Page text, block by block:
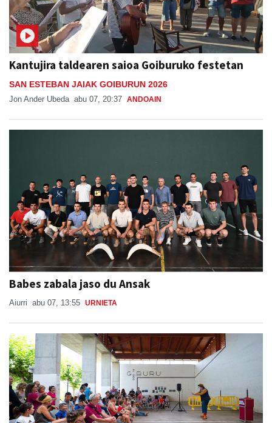
Kantujira taldearen saioa Goiburuko festetan
SAN ESTEBAN JAIAK GOIBURUN 2026
Jon Ander Ubeda abu 07, 20:37 ANDOAIN
Babes zabala jaso du Ansak
Aiurri abu 07, 13:55 URNIETA